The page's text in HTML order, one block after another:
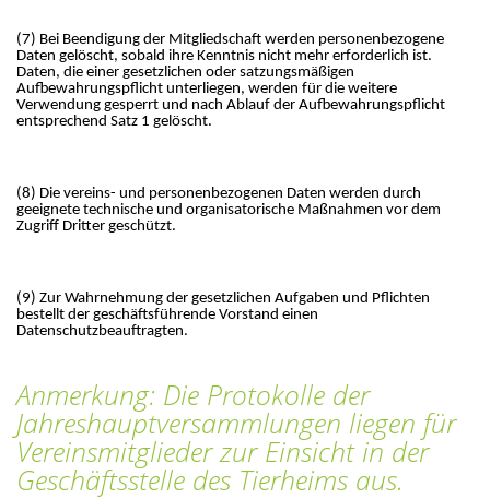
(7) Bei Beendigung der Mitgliedschaft werden personenbezogene
Daten gelöscht, sobald ihre Kenntnis nicht mehr erforderlich ist.
Daten, die einer gesetzlichen oder satzungsmäßigen
Aufbewahrungspflicht unterliegen, werden für die weitere
Verwendung gesperrt und nach Ablauf der Aufbewahrungspflicht
entsprechend Satz 1 gelöscht.
(8) Die vereins- und personenbezogenen Daten werden durch
geeignete technische und organisatorische Maßnahmen vor dem
Zugriff Dritter geschützt.
(9) Zur Wahrnehmung der gesetzlichen Aufgaben und Pflichten
bestellt der geschäftsführende Vorstand einen
Datenschutzbeauftragten.
Anmerkung: Die Protokolle der
Jahreshauptversammlungen liegen für
Vereinsmitglieder zur Einsicht in der
Geschäftsstelle des Tierheims aus.